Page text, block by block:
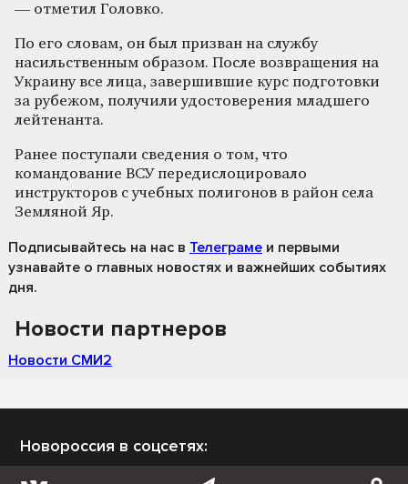
— отметил Головко.
По его словам, он был призван на службу
насильственным образом. После возвращения на
Украину все лица, завершившие курс подготовки
за рубежом, получили удостоверения младшего
лейтенанта.
Ранее поступали сведения о том, что
командование ВСУ передислоцировало
инструкторов с учебных полигонов в район села
Земляной Яр.
Подписывайтесь на нас в Телеграме и первыми
узнавайте о главных новостях и важнейших событиях
дня.
Новости партнеров
Новости СМИ2
Новороссия в соцсетях: